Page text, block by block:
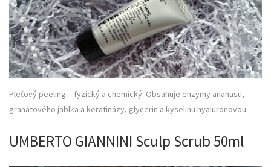
Pleťový peeling – fyzický a chemický. Obsahuje enzymy ananasu,
granátového jablka a keratinázy, glycerin a kyselinu hyaluronovou.
UMBERTO GIANNINI Sculp Scrub 50ml